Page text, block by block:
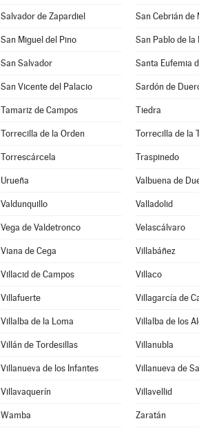
Salvador de Zapardiel San Cebrián de
San Miguel del Pino San Pablo de la
San Salvador Santa Eufemia
San Vicente del Palacio Sardón de
Tamariz de Campos Tiedra
Torrecilla de la Orden Torrecilla de la
Torrescárcela Traspinedo
Urueña Valbuena de
Valdunquillo Valladolid
Vega de Valdetronco Velascálvaro
Viana de Cega Villabáñez
Villacid de Campos Villaco
Villafuerte Villagarcía de
Villalba de la Loma Villalba de los
Villán de Tordesillas Villanubla
Villanueva de los Infantes Villanueva de
Villavaquerín Villavellid
Wamba Zaratán